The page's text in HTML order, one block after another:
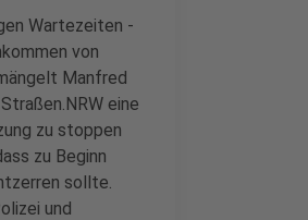
Wartezeiten -
von
Manfred
eine
zu stoppen
zu Beginn
sollte.
und